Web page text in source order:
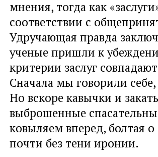
мнения, тогда как
соответствии с
Удручающая правда
ученые пришли к
критерии заслуг
Сначала мы говорили
Но вскоре кавычки и
выброшенные
ковыляем вперед, болтая о
почти без тени иронии.